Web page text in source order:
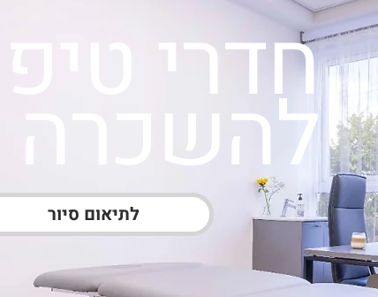
חדרי טיפול
להשכרה
לתיאום סיור